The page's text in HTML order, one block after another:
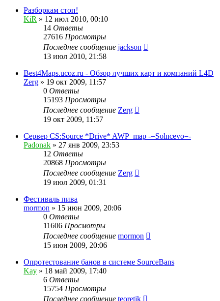
Разборкам стоп!
KiR » 12 июл 2010, 00:10
14 Ответы
27616 Просмотры
Последнее сообщение jackson
13 июл 2010, 21:58
Best4Maps.ucoz.ru - Обзор лучших карт и компаний L4D
Zerg » 19 окт 2009, 11:57
0 Ответы
15193 Просмотры
Последнее сообщение Zerg
19 окт 2009, 11:57
Сервер CS:Source *Drive* AWP_map -=Solncevo=-
Padonak » 27 янв 2009, 23:53
12 Ответы
20868 Просмотры
Последнее сообщение Zerg
19 июл 2009, 01:31
Фестиваль пива
mormon » 15 июн 2009, 20:06
0 Ответы
11606 Просмотры
Последнее сообщение mormon
15 июн 2009, 20:06
Опротестование банов в системе SourceBans
Kay » 18 май 2009, 17:40
6 Ответы
15754 Просмотры
Последнее сообщение teoretik